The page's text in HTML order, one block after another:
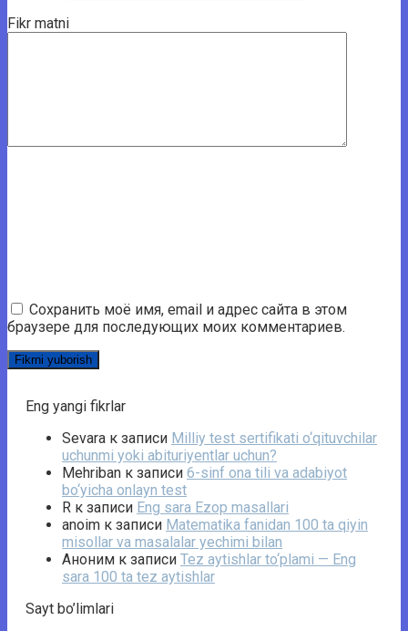
Fikr matni
Сохранить моё имя, email и адрес сайта в этом
браузере для последующих моих комментариев.
Eng yangi fikrlar
Sevara к записи Milliy test sertifikati o‘qituvchilar
uchunmi yoki abituriyentlar uchun?
Mehriban к записи 6-sinf ona tili va adabiyot
bo‘yicha onlayn test
R к записи Eng sara Ezop masallari
anoim к записи Matematika fanidan 100 ta qiyin
misollar va masalalar yechimi bilan
Аноним к записи Tez aytishlar to‘plami — Eng
sara 100 ta tez aytishlar
Sayt bo’limlari